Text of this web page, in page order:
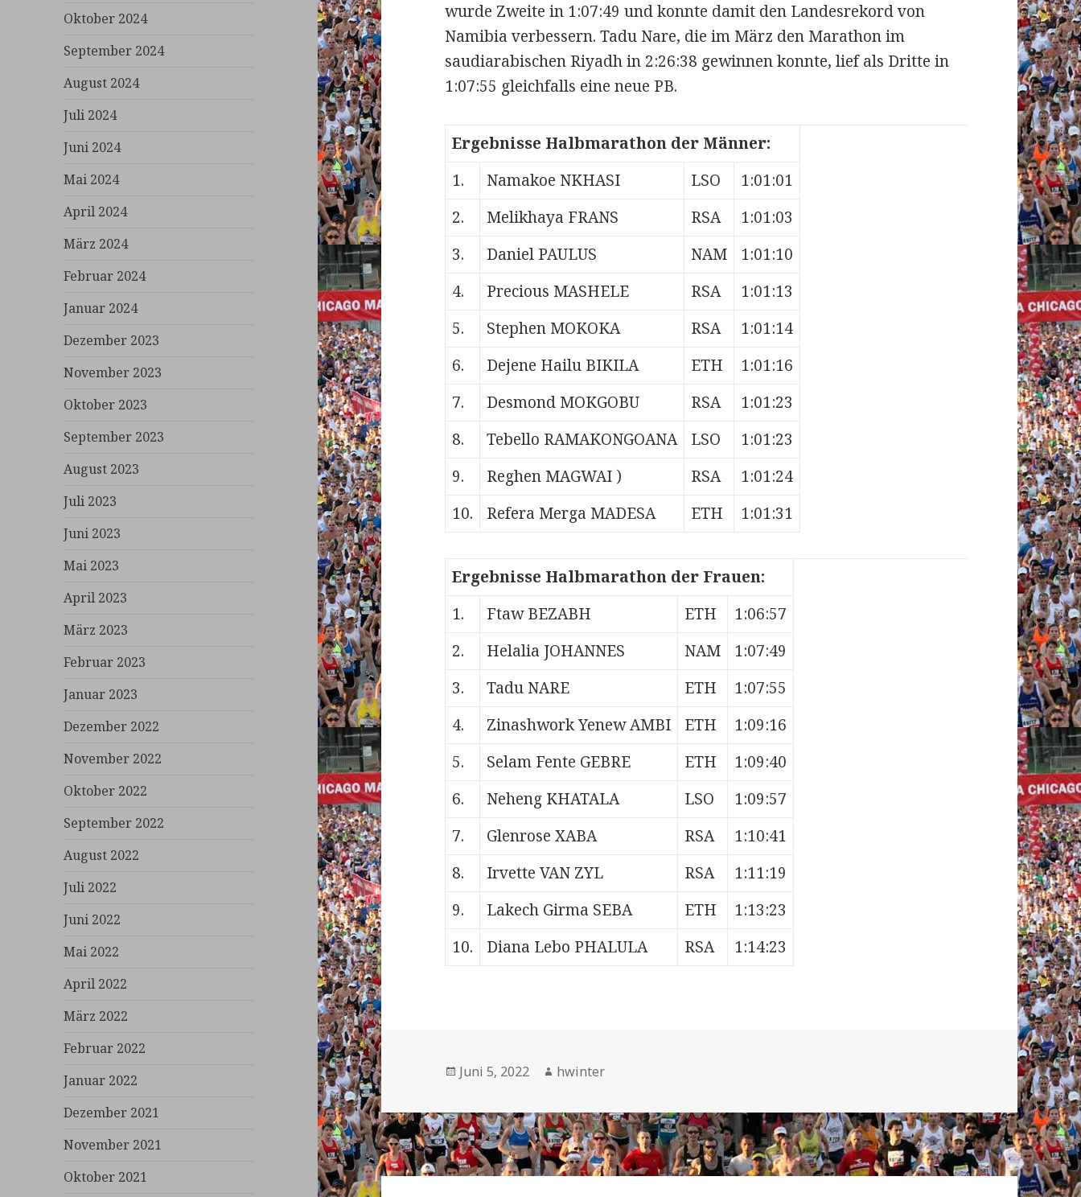
Oktober 2024
September 2024
August 2024
Juli 2024
Juni 2024
Mai 2024
April 2024
März 2024
Februar 2024
Januar 2024
Dezember 2023
November 2023
Oktober 2023
September 2023
August 2023
Juli 2023
Juni 2023
Mai 2023
April 2023
März 2023
Februar 2023
Januar 2023
Dezember 2022
November 2022
Oktober 2022
September 2022
August 2022
Juli 2022
Juni 2022
Mai 2022
April 2022
März 2022
Februar 2022
Januar 2022
Dezember 2021
November 2021
Oktober 2021
wurde Zweite in 1:07:49 und konnte damit den Landesrekord von
Namibia verbessern. Tadu Nare, die im März den Marathon im
saudiarabischen Riyadh in 2:26:38 gewinnen konnte, lief als Dritte in
1:07:55 gleichfalls eine neue PB.
Ergebnisse Halbmarathon der Männer:
1.
Namakoe NKHASI LSO
1:01:01
2.
Melikhaya FRANS RSA
1:01:03
3.
Daniel PAULUS NAM
1:01:10
4.
Precious MASHELE RSA
1:01:13
5.
Stephen MOKOKA RSA
1:01:14
6.
Dejene Hailu BIKILA ETH
1:01:16
7.
Desmond MOKGOBU RSA
1:01:23
8.
Tebello RAMAKONGOANA LSO
1:01:23
9.
Reghen MAGWAI ) RSA
1:01:24
10.
Refera Merga MADESA ETH 1:01:31
Ergebnisse Halbmarathon der Frauen:
1.
Ftaw BEZABH ETH
1:06:57
2.
Helalia JOHANNES NAM
1:07:49
3.
Tadu NARE ETH
1:07:55
4.
Zinashwork Yenew AMBI ETH
1:09:16
5.
Selam Fente GEBRE ETH
1:09:40
6.
Neheng KHATALA LSO
1:09:57
7.
Glenrose XABA RSA
1:10:41
8.
Irvette VAN ZYL RSA
1:11:19
9.
Lakech Girma SEBA ETH
1:13:23
10.
Diana Lebo PHALULA RSA 1:14:23
Veröffentlicht
Juni 5, 2022 Autor
hwinter
Beitrags-